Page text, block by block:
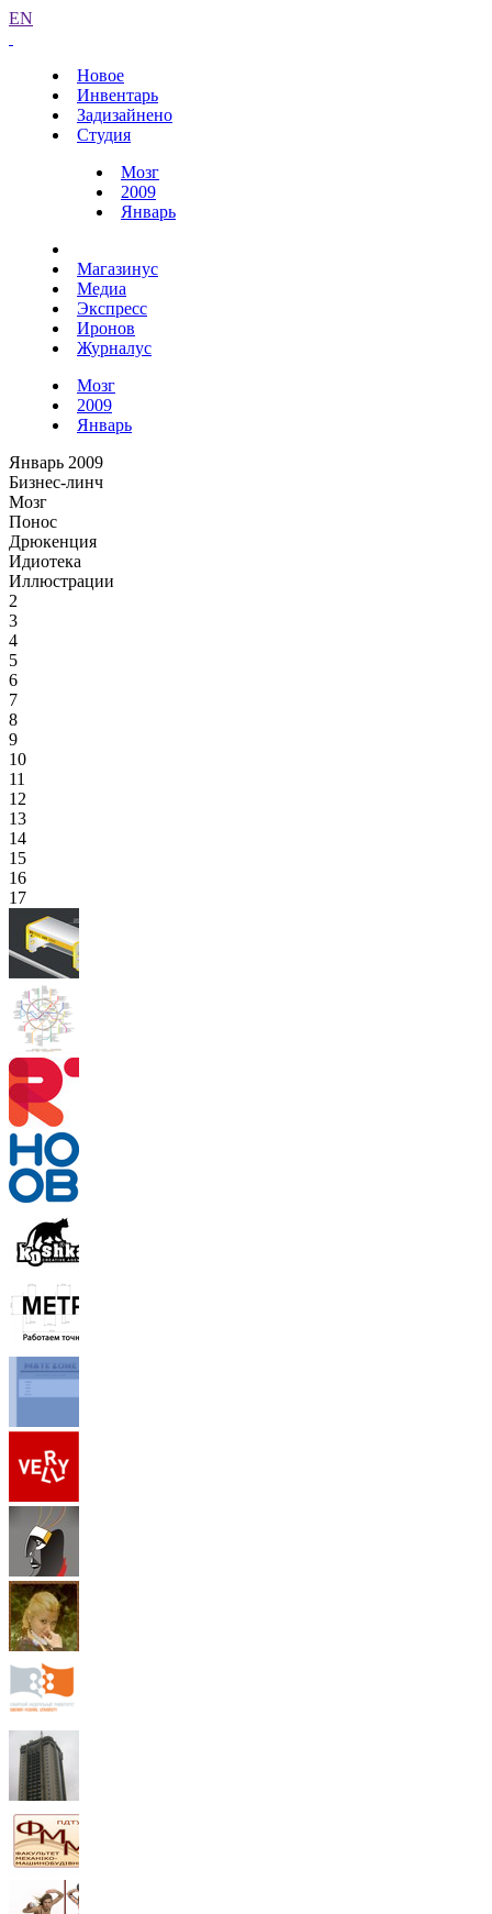
EN
Новое
Инвентарь
Задизайнено
Студия
Мозг
2009
Январь
Магазинус
Медиа
Экспресс
Иронов
Журналус
Мозг
2009
Январь
Январь 2009
Бизнес-линч
Мозг
Понос
Дрюкенция
Идиотека
Иллюстрации
2
3
4
5
6
7
8
9
10
11
12
13
14
15
16
17